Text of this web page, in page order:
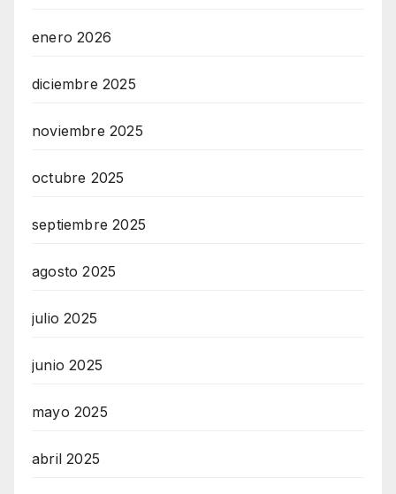
enero 2026
diciembre 2025
noviembre 2025
octubre 2025
septiembre 2025
agosto 2025
julio 2025
junio 2025
mayo 2025
abril 2025